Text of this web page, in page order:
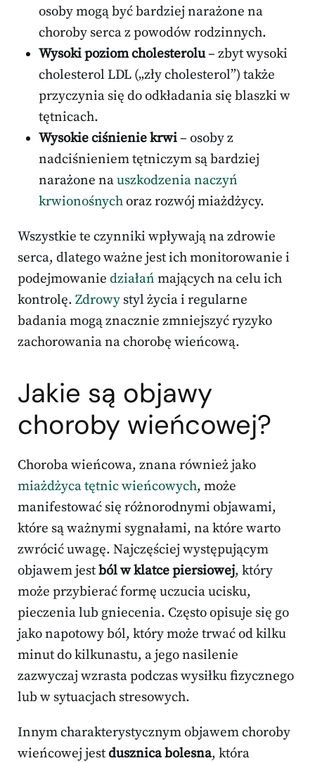
osoby mogą być bardziej narażone na
choroby serca z powodów rodzinnych.
Wysoki poziom cholesterolu– zbyt wysoki
cholesterol LDL („zły cholesterol”) także
przyczynia się do odkładania się blaszki w
tętnicach.
Wysokie ciśnienie krwi– osoby z
nadciśnieniem tętniczym są bardziej
narażone nauszkodzenia naczyń
krwionośnychoraz rozwój miażdżycy.
Wszystkie te czynniki wpływają na zdrowie
serca, dlatego ważne jest ich monitorowanie i
podejmowanie działań mających na celu ich
kontrolę. Zdrowy styl życia i regularne
badania mogą znacznie zmniejszyć ryzyko
zachorowania na chorobę wieńcową.
Jakie są objawy
choroby wieńcowej?
Choroba wieńcowa, znana również jako
miażdżyca tętnic wieńcowych, może
manifestować się różnorodnymi objawami,
które są ważnymi sygnałami, na które warto
zwrócić uwagę. Najczęściej występującym
objawem jestból w klatce piersiowej, który
może przybierać formę uczucia ucisku,
pieczenia lub gniecenia. Często opisuje się go
jako napotowy ból, który może trwać od kilku
minut do kilkunastu, a jego nasilenie
zazwyczaj wzrasta podczas wysiłku fizycznego
lub w sytuacjach stresowych.
Innym charakterystycznym objawem choroby
wieńcowej jestdusznica bolesna, która